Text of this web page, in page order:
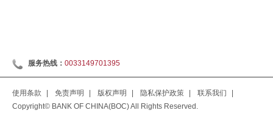
服务热线： 0033149701395
使用条款 | 免责声明 | 版权声明 | 隐私保护政策 | 联系我们
|
Copyright© BANK OF CHINA(BOC) All Rights Reserved.